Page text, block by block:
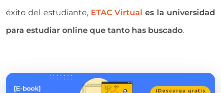
éxito del estudiante, ETAC Virtual es la universidad
para estudiar online que tanto has buscado.